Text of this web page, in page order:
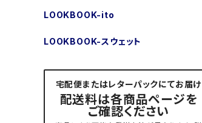
LOOKBOOK-ito
LOOKBOOK-スウェット
宅配便またはレターパックにてお届け
配送料は各商品ページを
ご確認ください